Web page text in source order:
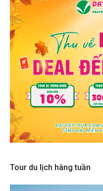
Tour du lịch hàng tuần